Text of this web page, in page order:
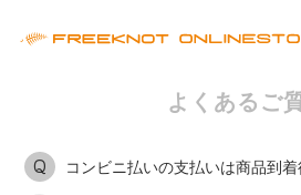
よくあるご
Q コンビニ払いの支払いは商品到着